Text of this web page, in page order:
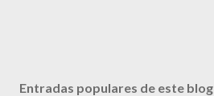
Entradas populares de este blog